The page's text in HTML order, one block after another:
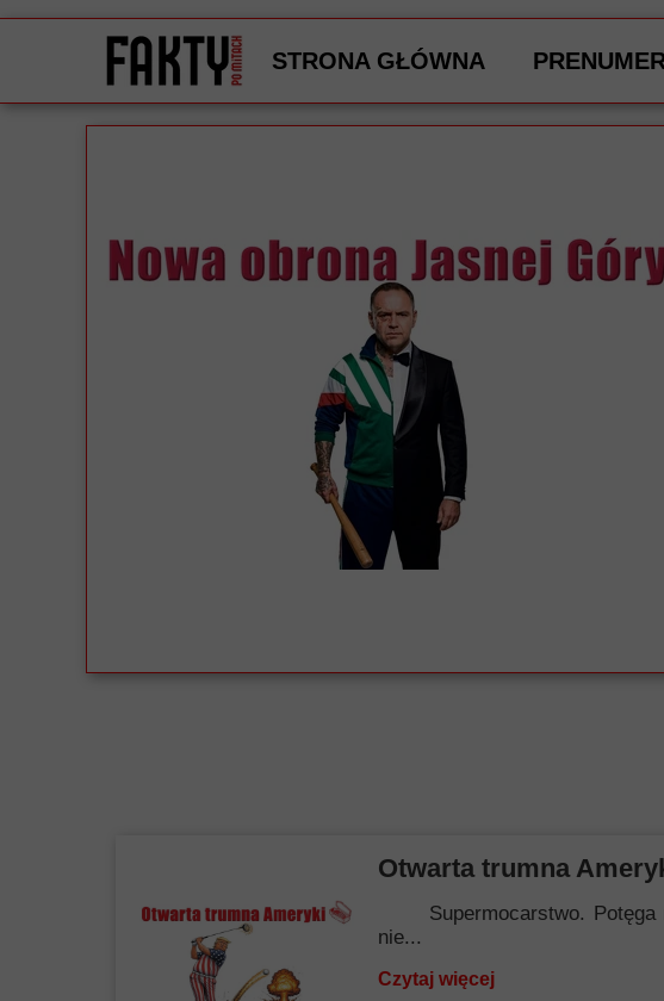
Otwarta trumna
Supermocarstwo. Potęga
nie...
Czytaj więcej
STRONA GŁÓWNA